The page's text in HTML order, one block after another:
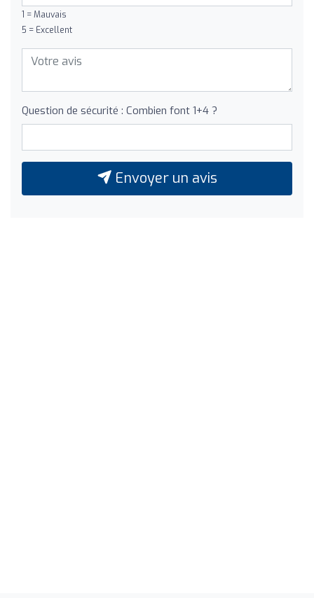
1 = Mauvais
5 = Excellent
Question de sécurité : Combien font 1+4 ?
Envoyer un avis